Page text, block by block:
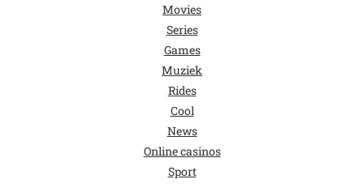
Movies
Series
Games
Muziek
Rides
Cool
News
Online casinos
Sport